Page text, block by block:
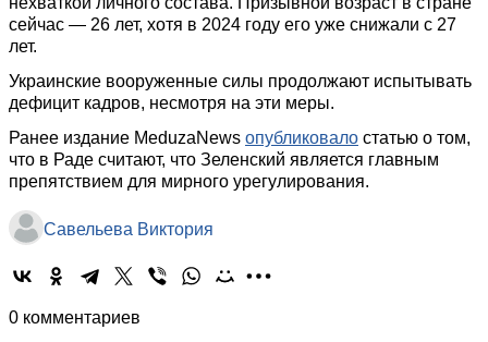
сейчас — 26 лет, хотя в 2024 году его уже снижали с 27
лет.
Украинские вооруженные силы продолжают испытывать
дефицит кадров, несмотря на эти меры.
Ранее издание MeduzaNews опубликовало статью о том,
что в Раде считают, что Зеленский является главным
препятствием для мирного урегулирования.
Савельева Виктория
0 комментариев